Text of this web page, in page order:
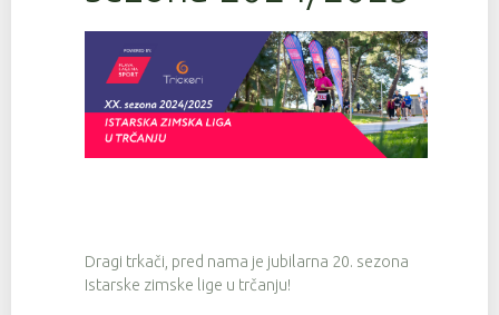
Dragi trkači, pred nama je jubilarna 20. sezona
Istarske zimske lige u trčanju!